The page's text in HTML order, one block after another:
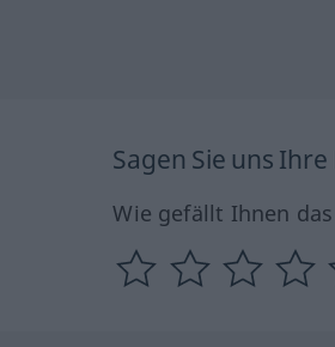
Sagen Sie uns
Wie gefällt Ihnen